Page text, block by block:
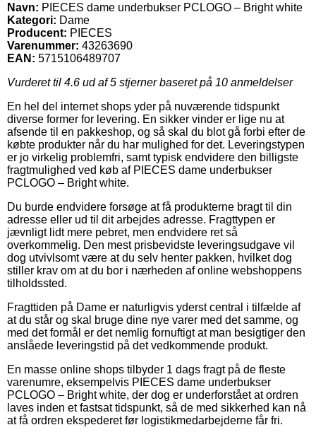
Navn: PIECES dame underbukser PCLOGO – Bright white
Kategori: Dame
Producent: PIECES
Varenummer: 43263690
EAN: 5715106489707
Vurderet til 4.6 ud af 5 stjerner baseret på 10 anmeldelser
En hel del internet shops yder på nuværende tidspunkt
diverse former for levering. En sikker vinder er lige nu at
afsende til en pakkeshop, og så skal du blot gå forbi efter de
købte produkter når du har mulighed for det. Leveringstypen
er jo virkelig problemfri, samt typisk endvidere den billigste
fragtmulighed ved køb af PIECES dame underbukser
PCLOGO – Bright white.
Du burde endvidere forsøge at få produkterne bragt til din
adresse eller ud til dit arbejdes adresse. Fragttypen er
jævnligt lidt mere pebret, men endvidere ret så
overkommelig. Den mest prisbevidste leveringsudgave vil
dog utvivlsomt være at du selv henter pakken, hvilket dog
stiller krav om at du bor i nærheden af online webshoppens
tilholdssted.
Fragttiden på Dame er naturligvis yderst central i tilfælde af
at du står og skal bruge dine nye varer med det samme, og
med det formål er det nemlig fornuftigt at man besigtiger den
anslåede leveringstid på det vedkommende produkt.
En masse online shops tilbyder 1 dags fragt på de fleste
varenumre, eksempelvis PIECES dame underbukser
PCLOGO – Bright white, der dog er underforstået at ordren
laves inden et fastsat tidspunkt, så de med sikkerhed kan nå
at få ordren ekspederet før logistikmedarbejderne får fri.